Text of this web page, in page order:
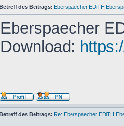
Betreff des Beitrags: Eberspaecher EDiTH
Eberspaecher
Download:
Betreff des Beitrags: Re: Eberspaecher EDiTH